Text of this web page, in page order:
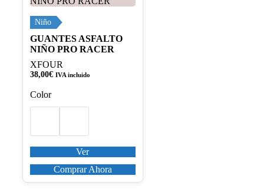
Niño
GUANTES ASFALTO
NIÑO PRO RACER
XFOUR
38,00€ IVA incluido
Color
Ver
múltiples
variantes.
Las
opciones
se
pueden
en
la
producto
Comprar Ahora